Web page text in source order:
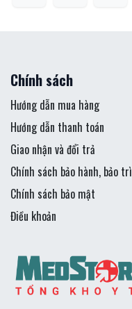
Chính sách
Hướng dẫn mua hàng
Hướng dẫn thanh toán
Giao nhận và đổi trả
Chính sách bảo hành, bảo trì
Chính sách bảo mật
Điều khoản